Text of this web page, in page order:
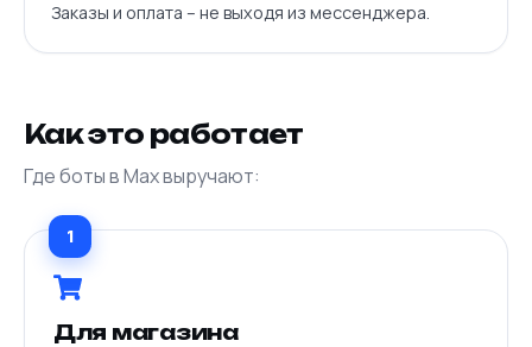
Заказы и оплата – не выходя из мессенджера.
Как это работает
Где боты в Max выручают:
1
Для магазина